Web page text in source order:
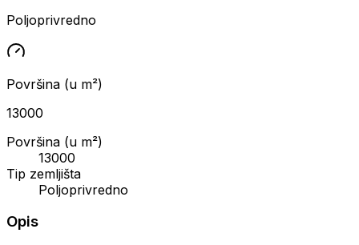
Poljoprivredno
Površina (u m²)
13000
Površina (u m²)
13000
Tip zemljišta
Poljoprivredno
Opis